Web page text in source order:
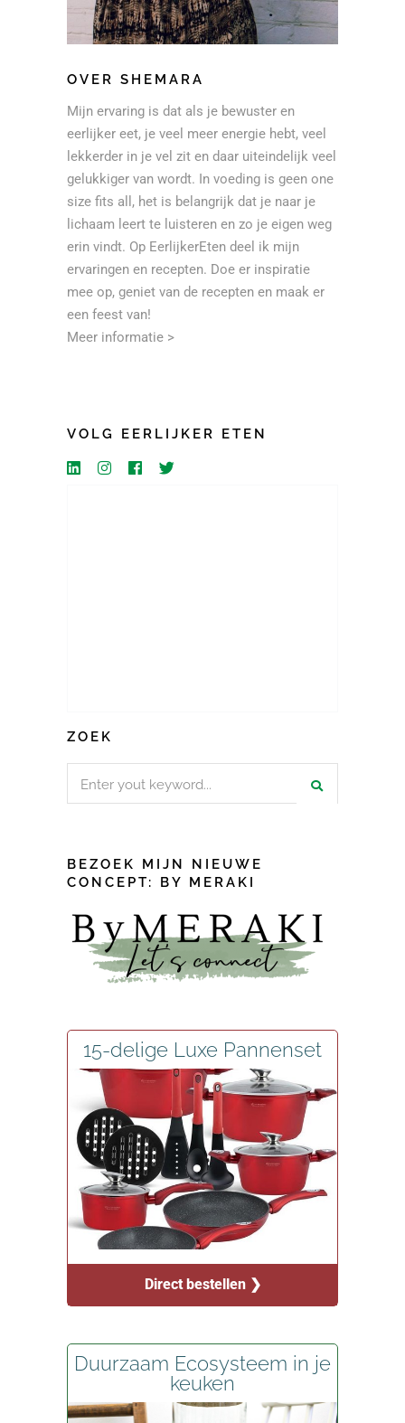
OVER SHEMARA
Mijn ervaring is dat als je bewuster en
eerlijker eet, je veel meer energie hebt, veel
lekkerder in je vel zit en daar uiteindelijk veel
gelukkiger van wordt. In voeding is geen one
size fits all, het is belangrijk dat je naar je
lichaam leert te luisteren en zo je eigen weg
erin vindt. Op EerlijkerEten deel ik mijn
ervaringen en recepten. Doe er inspiratie
mee op, geniet van de recepten en maak er
een feest van!
Meer informatie >
VOLG EERLIJKER ETEN
ZOEK
BEZOEK MIJN NIEUWE
CONCEPT: BY MERAKI
15-delige Luxe Pannenset
Direct bestellen ❯
Duurzaam Ecosysteem in je
keuken